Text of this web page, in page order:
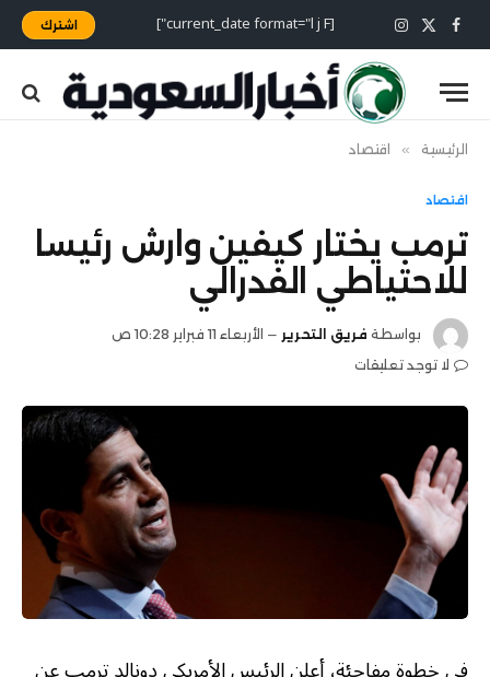
فيسبوك
X
(Twitter)
الانستغرام [current_date format="l j F"] اشترك
الرئيسية » اقتصاد
اقتصاد
ترمب يختار كيفين وارش رئيسا
للاحتياطي الفدرالي
بواسطة فريق التحرير
الأربعاء 11 فبراير 10:28 ص
لا توجد تعليقات